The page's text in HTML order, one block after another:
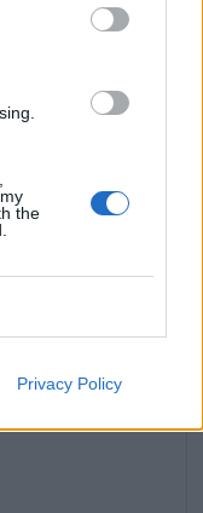
the
Privacy Policy
fait le buzz